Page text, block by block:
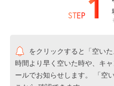
STEP
をクリックすると「空い
時間より早く空いた時や、キ
ールでお知らせします。 「空